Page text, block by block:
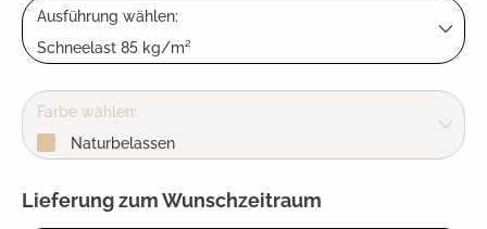
Ausführung wählen:
Schneelast 85 kg/m²
Farbe wählen:
Naturbelassen
Lieferung zum Wunschzeitraum